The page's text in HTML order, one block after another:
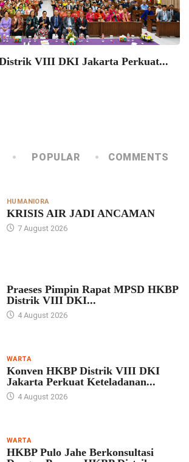
Zending HKBP Menteng
POPULAR COMMENTS
HUMANIORA
KRISIS AIR JADI ANCAMAN
7 August 2026
Praeses Pimpin Rapat MPSD HKBP
Distrik VIII DKI...
4 August 2026
WARTA
Konven HKBP Distrik VIII DKI
Jakarta Perkuat Keteladanan...
4 August 2026
WARTA
HKBP Pulo Jahe Berkonsultasi